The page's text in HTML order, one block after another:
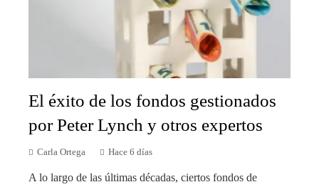
El éxito de los fondos gestionados
por Peter Lynch y otros expertos
Carla Ortega Hace 6 días
A lo largo de las últimas décadas, ciertos fondos de